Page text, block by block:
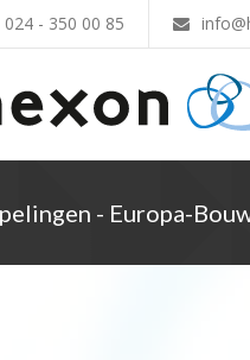
024 - 350 00 85
- Europa-